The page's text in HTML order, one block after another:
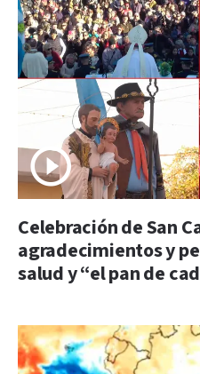
Celebración de San
agradecimientos y
salud y “el pan de